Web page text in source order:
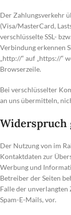
Der Zahlungsverkehr
(Visa/MasterCard,
verschlüsselte SSL-
Verbindung erkennen
„http://“ auf „https://“
Browserzeile.
Bei verschlüsselter
an uns übermitteln,
Widerspruch
Der Nutzung von im
Kontaktdaten zur
Werbung und
Betreiber der Seiten
Falle der
Spam-E-Mails, vor.